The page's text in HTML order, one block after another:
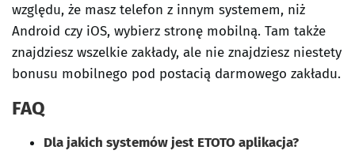
względu, że masz telefon z innym systemem, niż
Android czy iOS, wybierz stronę mobilną. Tam także
znajdziesz wszelkie zakłady, ale nie znajdziesz niestety
bonusu mobilnego pod postacią darmowego zakładu.
FAQ
Dla jakich systemów jest ETOTO aplikacja?